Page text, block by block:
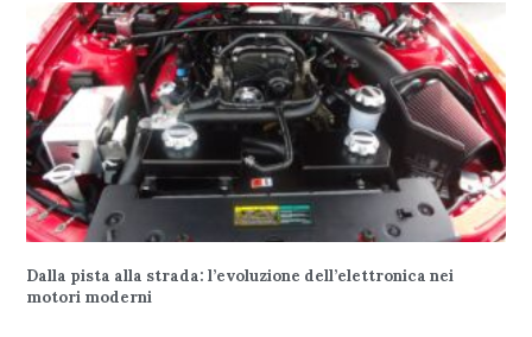
Dalla pista alla strada: l’evoluzione dell’elettronica nei
motori moderni